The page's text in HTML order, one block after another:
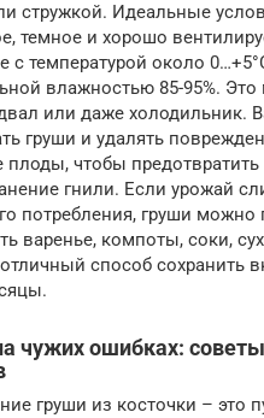
стружкой. Идеальные
темное и хорошо
с температурой около
влажностью 85-95%.
или даже холодильник.
груши и удалять
плоды, чтобы предотвратить
гнили. Если урожай
потребления, груши можно
варенье, компоты, соки,
способ сохранить
чужих ошибках:
груши из косточки – это